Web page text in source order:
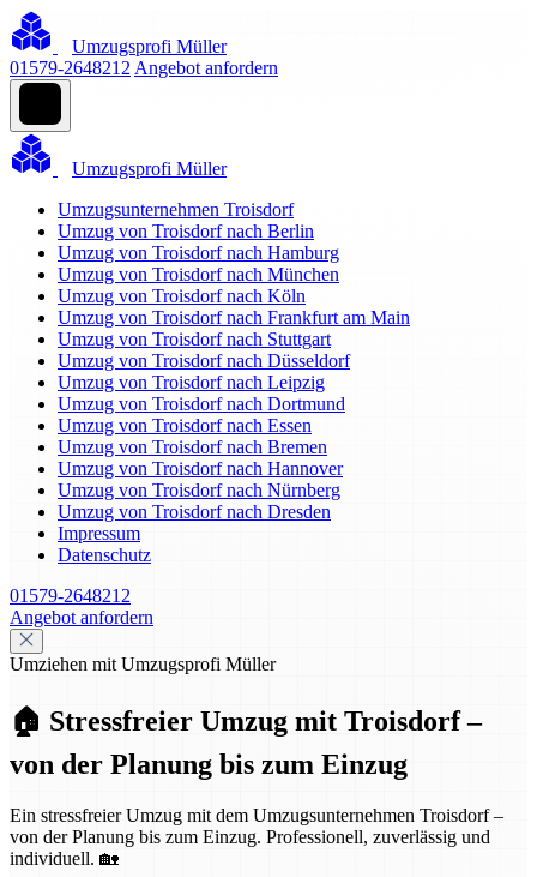
Umzugsprofi Müller
01579-2648212 Angebot anfordern
Umzugsprofi Müller
Umzugsunternehmen Troisdorf
Umzug von Troisdorf nach Berlin
Umzug von Troisdorf nach Hamburg
Umzug von Troisdorf nach München
Umzug von Troisdorf nach Köln
Umzug von Troisdorf nach Frankfurt am Main
Umzug von Troisdorf nach Stuttgart
Umzug von Troisdorf nach Düsseldorf
Umzug von Troisdorf nach Leipzig
Umzug von Troisdorf nach Dortmund
Umzug von Troisdorf nach Essen
Umzug von Troisdorf nach Bremen
Umzug von Troisdorf nach Hannover
Umzug von Troisdorf nach Nürnberg
Umzug von Troisdorf nach Dresden
Impressum
Datenschutz
01579-2648212
Angebot anfordern
Umziehen mit Umzugsprofi Müller
🏠 Stressfreier Umzug mit Troisdorf –
von der Planung bis zum Einzug
Ein stressfreier Umzug mit dem Umzugsunternehmen Troisdorf –
von der Planung bis zum Einzug. Professionell, zuverlässig und
individuell. 🏡